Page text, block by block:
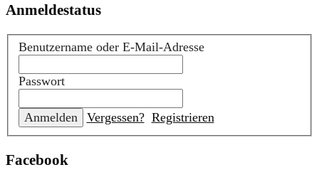
Anmeldestatus
Benutzername oder E-Mail-Adresse
Passwort
Vergessen? Registrieren
Facebook